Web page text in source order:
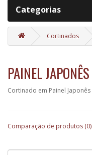
Categorias
Cortinados
PAINEL JAPONÊS
Cortinado em Painel Japonês
Comparação de produtos (0)